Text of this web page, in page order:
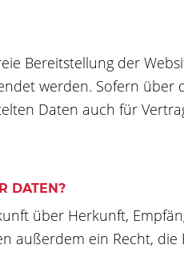
Bereitstellung der
werden. Sofern über
Daten auch für
DATEN?
über Herkunft,
außerdem ein Recht,